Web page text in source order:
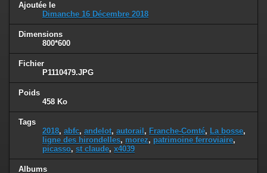
Ajoutée le
Dimanche 16 Décembre 2018
Dimensions
800*600
Fichier
P1110479.JPG
Poids
458 Ko
Tags
2018, abfc, andelot, autorail , Franche-Comté, La bosse,
ligne des hirondelles, morez, patrimoine ferroviaire,
picasso, st claude, x4039
Albums